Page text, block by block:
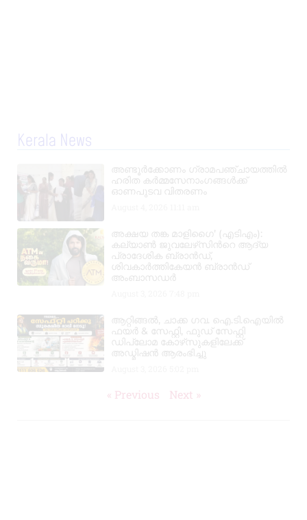
Kerala News
അണ്ടൂർക്കോണം ഗ്രാമപഞ്ചായത്തിൽ
ഹരിത കർമ്മസേനാംഗങ്ങൾക്ക്
ഓണപുടവ വിതരണം
അക്ഷയ തങ്ക മാളിഗൈ’ (എടിഎം):
കല്യാണ്‍ ജുവലേഴ്‌സിന്‍റെ ആദ്യ
പ്രാദേശിക ബ്രാന്‍ഡ്,
ശിവകാര്‍ത്തികേയന്‍ ബ്രാന്‍ഡ്
അംബാസഡര്‍
ആറ്റിങ്ങൽ, ചാക്ക ഗവ. ഐ.ടി.ഐയിൽ
ഫയർ & സേഫ്റ്റി, ഫുഡ് സേഫ്റ്റി
ഡിപ്ലോമ കോഴ്‌സുകളിലേക്ക്
അഡ്മിഷൻ ആരംഭിച്ചു
« Previous Next »